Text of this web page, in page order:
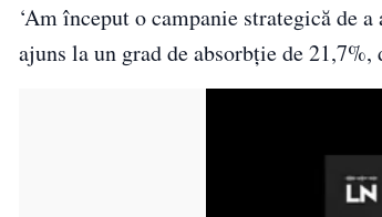
‘Am început o campanie strategică de
ajuns la un grad de absorbţie de